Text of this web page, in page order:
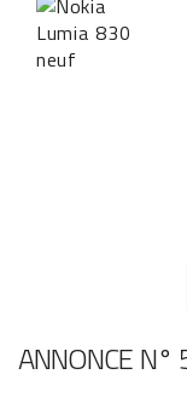
ANNONCE N°